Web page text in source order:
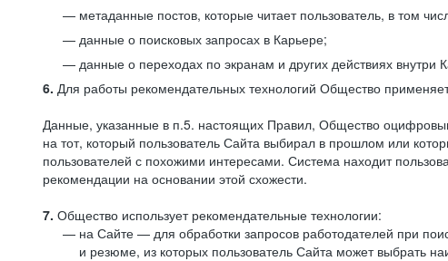
метаданные постов, которые читает пользователь, в том
данные о поисковых запросах в Карьере;
данные о переходах по экранам и других действиях внутри
6. Для работы рекомендательных технологий Общество
Данные, указанные в п.5. настоящих Правил, Общество
на тот, который пользователь Сайта выбирал в прошлом или
пользователей с похожими интересами. Система находит
рекомендации на основании этой схожести.
7. Общество использует рекомендательные технологии:
на Сайте — для обработки запросов работодателей при
и резюме, из которых пользователь Сайта может выбрать